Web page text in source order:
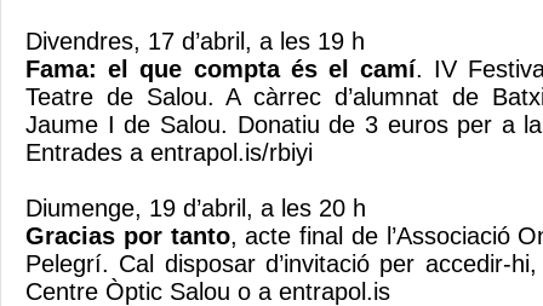
Divendres, 17 d’abril, a les 19 h
Fama: el que compta és el camí. IV
Teatre de Salou. A càrrec d’alumnat de
Jaume I de Salou. Donatiu de 3 euros per a
Entrades a entrapol.is/rbiyi
Diumenge, 19 d’abril, a les 20 h
Gracias por tanto, acte final de l’Associació
Pelegrí. Cal disposar d’invitació per accedir-
Centre Òptic Salou o a entrapol.is